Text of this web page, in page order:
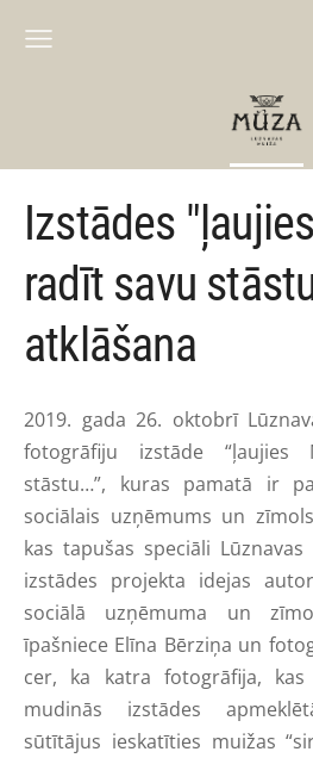
Izstādes
radīt savu
atklāšana
2019. gada 26. oktobrī
fotogrāfiju izstāde “ļaujies
stāstu…”, kuras pamatā ir
sociālais uzņēmums un
kas tapušas speciāli
izstādes projekta idejas
sociālā uzņēmuma un
īpašniece Elīna Bērziņa un
cer, ka katra fotogrāfija, kas
mudinās izstādes
sūtītājus ieskatīties muižas